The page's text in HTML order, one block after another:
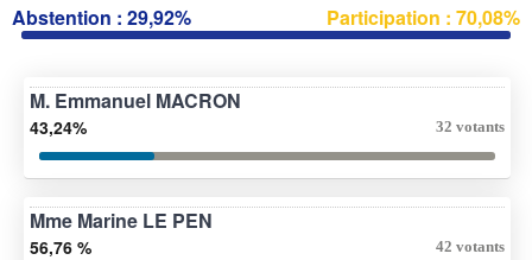
Abstention : 29,92% Participation : 70,08%
M. Emmanuel MACRON
43,24% 32 votants
Mme Marine LE PEN
56,76 % 42 votants